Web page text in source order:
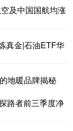
及中国国航均涨
真金|石油ETF华
地暖品牌揭秘
路者前三季度净